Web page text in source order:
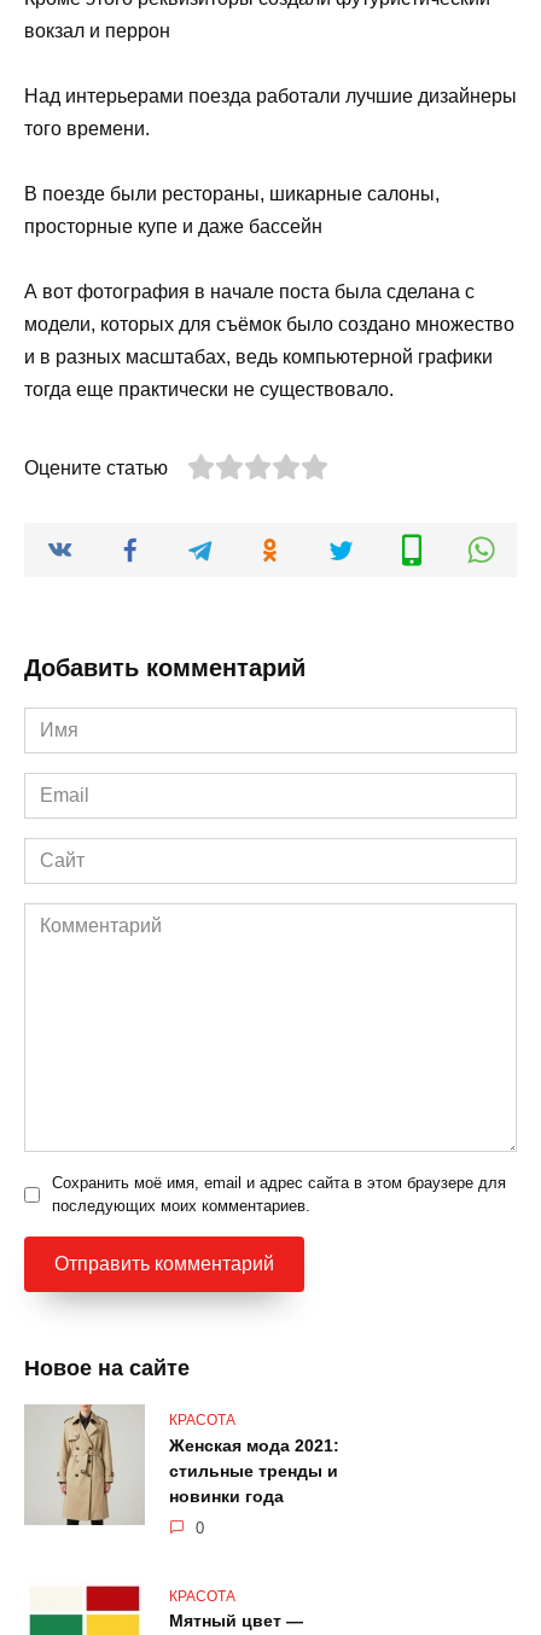
вокзал и перрон
Над интерьерами поезда работали лучшие дизайнеры
того времени.
В поезде были рестораны, шикарные салоны,
просторные купе и даже бассейн
А вот фотография в начале поста была сделана с
модели, которых для съёмок было создано множество
и в разных масштабах, ведь компьютерной графики
тогда еще практически не существовало.
Оцените статью
Добавить комментарий
Имя
*
Email
*
Сайт
Комментарий
Сохранить моё имя, email и адрес сайта в этом браузере для
последующих моих комментариев.
Новое на сайте
КРАСОТА
Женская мода 2021:
стильные тренды и
новинки года
0
КРАСОТА
Мятный цвет —